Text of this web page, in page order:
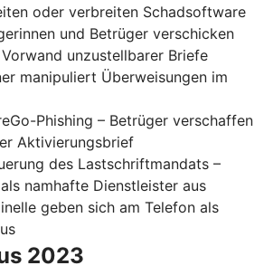
oder verbreiten Schadsoftware
und Betrüger verschicken
unzustellbarer Briefe
manipuliert Überweisungen im
Phishing – Betrüger verschaffen
Aktivierungsbrief
des Lastschriftmandats –
namhafte Dienstleister aus
geben sich am Telefon als
2023